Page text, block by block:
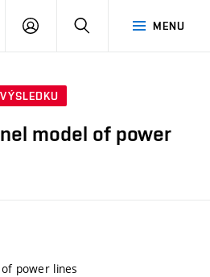
MENU
PŘIHLÁSIT
model of power
power lines